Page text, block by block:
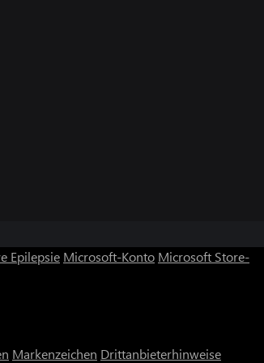
Epilepsie Microsoft-Konto Microsoft Store-
Markenzeichen Drittanbieterhinweise